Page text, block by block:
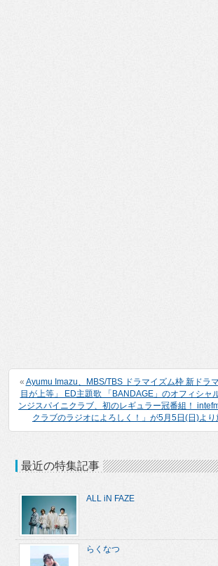
« Ayumu Imazu、MBS/TBS ドラマイズム枠 新ドラ
目が上等」 ED主題歌 「BANDAGE」のオフィシャ
ンジスパイニクラブ、初のレギュラー冠番組！
クラブのラジオによろしく！」が5月5日(日)より
最近の特集記事
ALL iN FAZE
らくなつ